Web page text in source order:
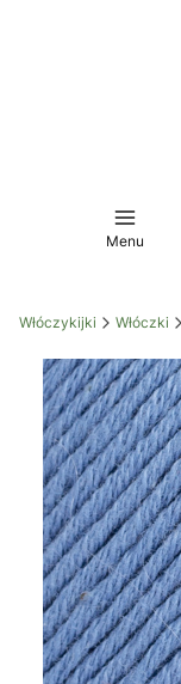
Menu
Włóczykijki Włóczki